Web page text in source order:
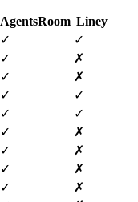
AgentsRoom Liney
✓
✓
✓
✗
✓
✗
✓
✓
✓
✓
✓
✗
✓
✗
✓
✗
✓
✗